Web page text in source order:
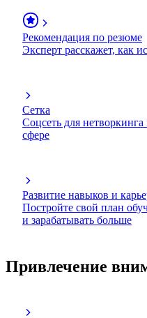
Рекомендация по резюме
Эксперт расскажет, как
Сетка
Соцсеть для
сфере
Развитие навыков и
Постройте свой план
и зарабатывать больше
Привлечение